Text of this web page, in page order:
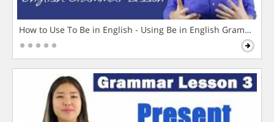
How to Use To Be in English - Using Be in English Grammar